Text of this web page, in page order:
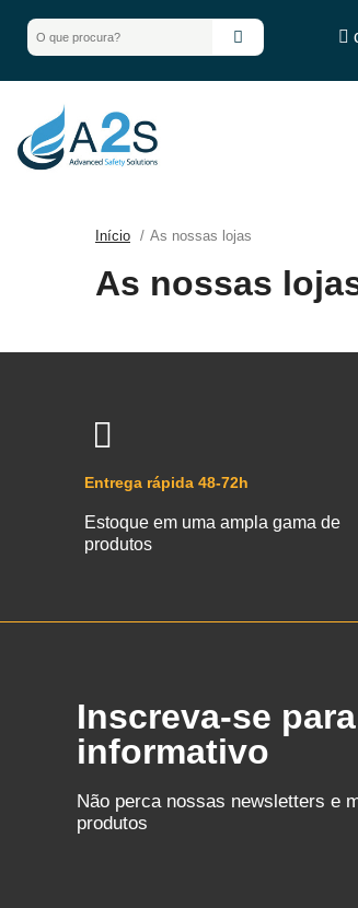
Início As nossas lojas
As nossas
Entrega rápida 48-72h
Estoque em uma ampla gama de
produtos
Inscreva-se
informativo
Não perca nossas newsletters e
produtos